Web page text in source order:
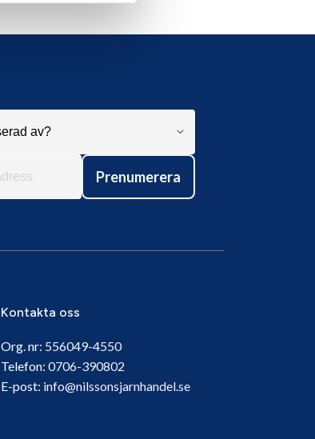
Prenumerera
Kontakta oss
Org. nr: 556049-4550
Telefon: 0706-390802
E-post: info@nilssonsjarnhandel.se